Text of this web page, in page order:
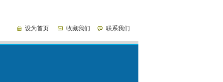
设为首页 收藏我们 联系我们